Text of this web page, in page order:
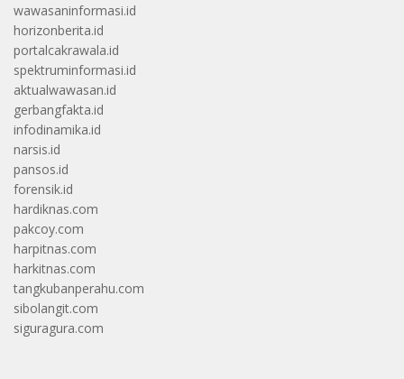
wawasaninformasi.id
horizonberita.id
portalcakrawala.id
spektruminformasi.id
aktualwawasan.id
gerbangfakta.id
infodinamika.id
narsis.id
pansos.id
forensik.id
hardiknas.com
pakcoy.com
harpitnas.com
harkitnas.com
tangkubanperahu.com
sibolangit.com
siguragura.com